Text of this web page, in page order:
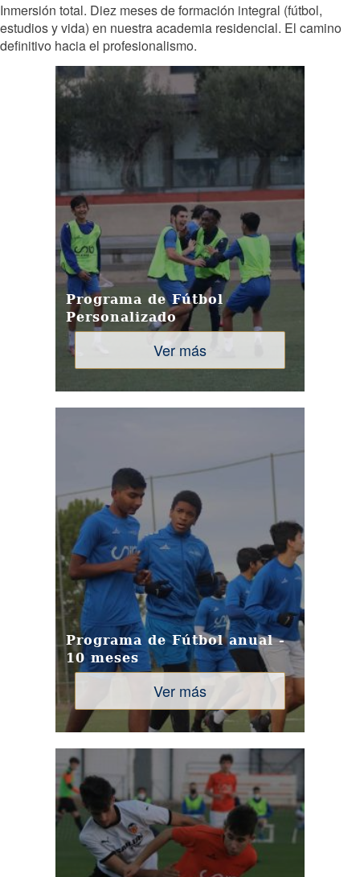
Inmersión total. Diez meses de formación integral (fútbol,
estudios y vida) en nuestra academia residencial. El camino
definitivo hacia el profesionalismo.
Ver más
Programa de Fútbol
Personalizado
Ver más
Programa de Fútbol anual -
10 meses